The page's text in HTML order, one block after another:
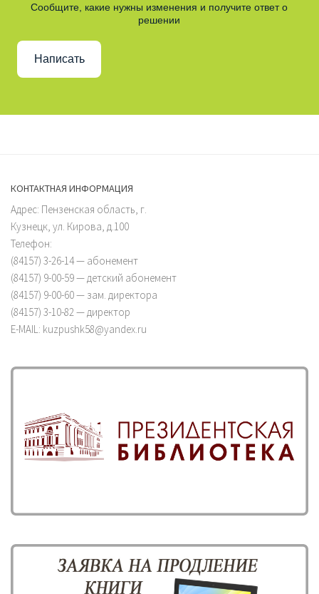
Сообщите, какие нужны изменения и получите ответ о
решении
Написать
КОНТАКТНАЯ ИНФОРМАЦИЯ
Адрес: Пензенская область, г.
Кузнецк, ул. Кирова, д.100
Телефон:
(84157) 3-26-14 — абонемент
(84157) 9-00-59 — детский абонемент
(84157) 9-00-60 — зам. директора
(84157) 3-10-82 — директор
E-MAIL: kuzpushk58@yandex.ru